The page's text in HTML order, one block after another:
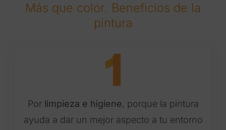
Más que color. Beneficios de la
pintura
Por limpieza e higiene, porque la pintura
ayuda a dar un mejor aspecto a tu entorno